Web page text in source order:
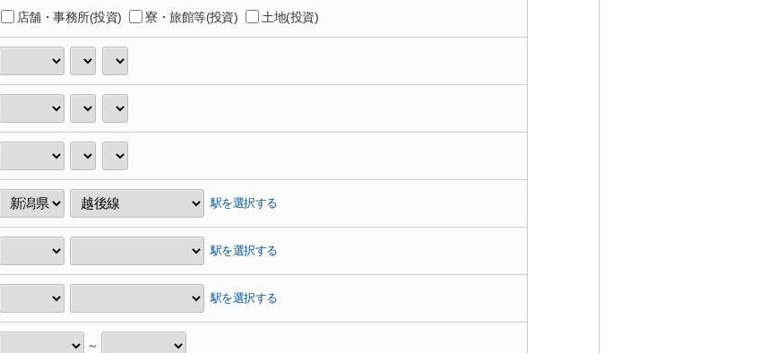
店舗・事務所(投資)
寮・旅館等(投資) 土地(投資)
駅を選択する
駅を選択する
駅を選択する
～